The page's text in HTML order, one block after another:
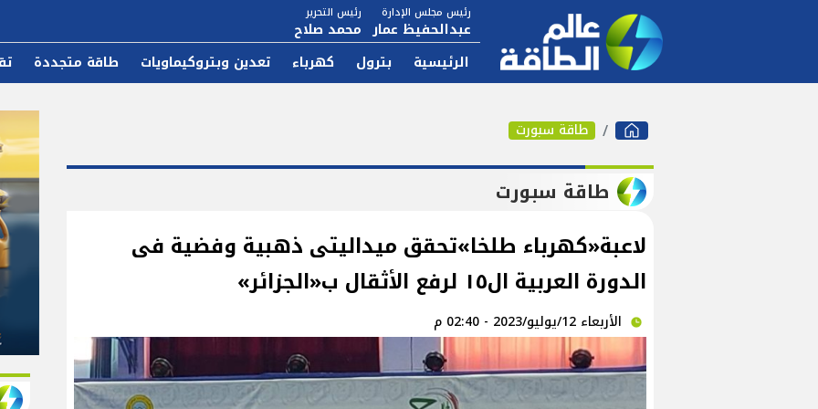
رئيس مجلس الإدارة
عبدالحفيظ عمار
رئيس التحرير
محمد صلاح
الرئيسية بترول كهرباء تعدين وبتروكيماويات طاقة متجددة
طاقة سبورت
طاقة سبورت
لاعبة«كهرباء طلخا»تحقق ميداليتى ذهبية وفضية فى
الدورة العربية ال١٥ لرفع الأثقال ب«الجزائر»
الأربعاء 12/يوليو/2023 - 02:40 م